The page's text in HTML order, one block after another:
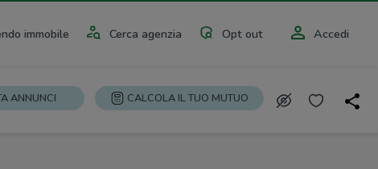
immobile Cerca agenzia Opt out Accedi
ANNUNCI CALCOLA IL TUO MUTUO